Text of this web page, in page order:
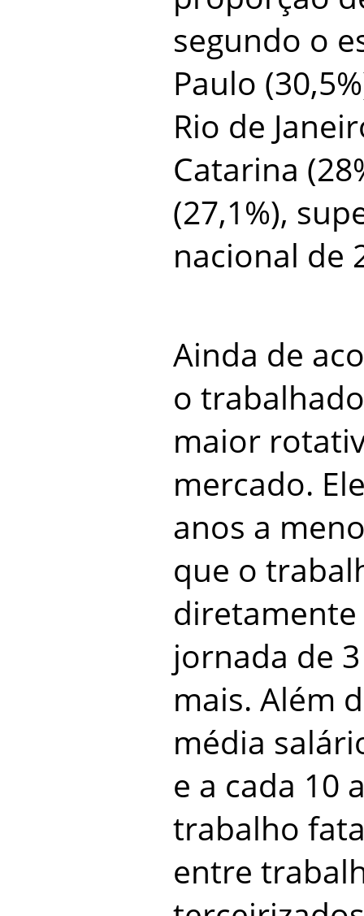
segundo o
Paulo
Rio de
Catarina
(27,1%),
nacional de
Ainda de
o
maior
mercado.
anos a
que o
jornada de
mais. Além
média
e a cada 10
trabalho
entre